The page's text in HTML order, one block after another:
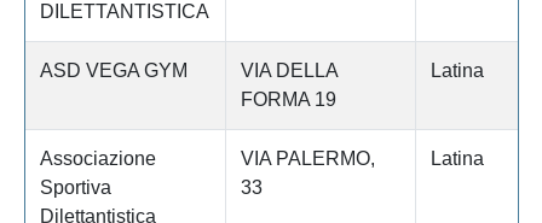
DILETTANTISTICA
ASD VEGA GYM
VIA DELLA
FORMA 19
Latina
Associazione
Sportiva
Dilettantistica
VIA PALERMO,
33
Latina